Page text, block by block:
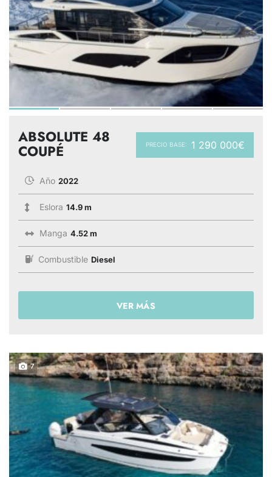
PRECIO BASE: 1 290 000€
ABSOLUTE 48
COUPÉ
Año 2022
Eslora 14.9 m
Manga 4.52 m
Combustible Diesel
VER MÁS
7